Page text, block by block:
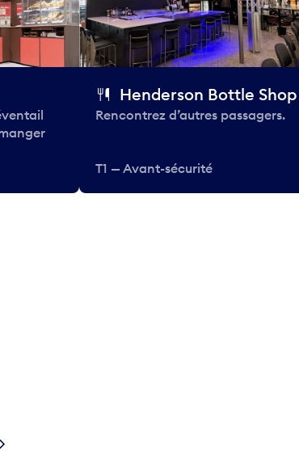
Henderson Bottle Shop
Rencontrez d’autres passagers.
T1 — Avant-sécurité